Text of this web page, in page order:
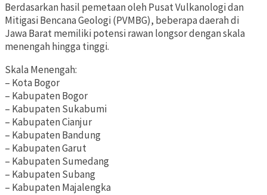
Berdasarkan hasil pemetaan oleh Pusat Vulkanologi dan
Mitigasi Bencana Geologi (PVMBG), beberapa daerah di
Jawa Barat memiliki potensi rawan longsor dengan skala
menengah hingga tinggi.
Skala Menengah:
– Kota Bogor
– Kabupaten Bogor
– Kabupaten Sukabumi
– Kabupaten Cianjur
– Kabupaten Bandung
– Kabupaten Garut
– Kabupaten Sumedang
– Kabupaten Subang
– Kabupaten Majalengka